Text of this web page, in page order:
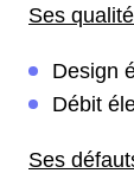
Ses
Design
Débit
Ses